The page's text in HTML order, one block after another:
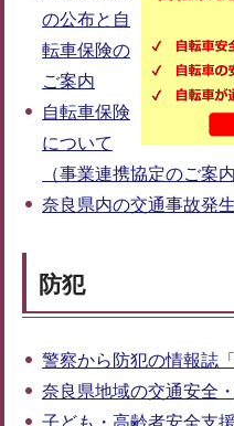
の公布と自
転車保険の
ご案内
自転車保険
について
（事業連携協定のご案
奈良県内の交通事故発
防犯
警察から防犯の情報誌
奈良県地域の交通安全